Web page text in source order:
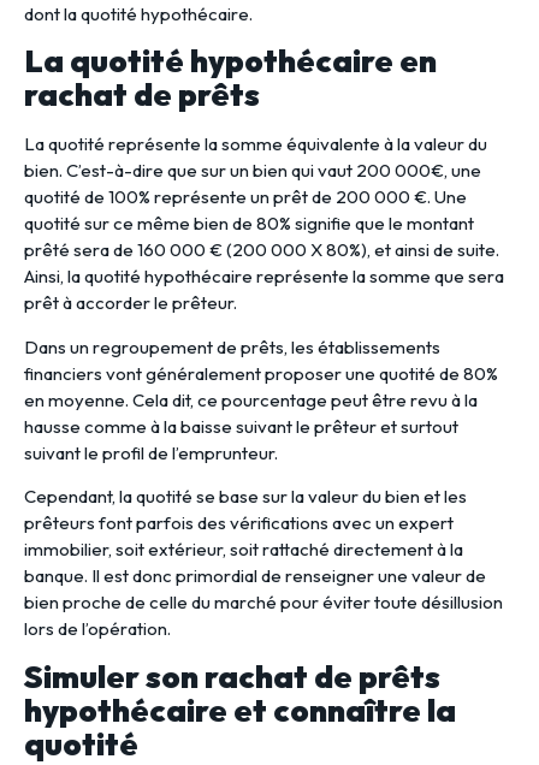
dont la quotité hypothécaire.
La quotité hypothécaire en
rachat de prêts
La quotité représente la somme équivalente à la valeur du
bien. C’est-à-dire que sur un bien qui vaut 200 000€, une
quotité de 100% représente un prêt de 200 000 €. Une
quotité sur ce même bien de 80% signifie que le montant
prêté sera de 160 000 € (200 000 X 80%), et ainsi de suite.
Ainsi, la quotité hypothécaire représente la somme que sera
prêt à accorder le prêteur.
Dans un regroupement de prêts, les établissements
financiers vont généralement proposer une quotité de 80%
en moyenne. Cela dit, ce pourcentage peut être revu à la
hausse comme à la baisse suivant le prêteur et surtout
suivant le profil de l’emprunteur.
Cependant, la quotité se base sur la valeur du bien et les
prêteurs font parfois des vérifications avec un expert
immobilier, soit extérieur, soit rattaché directement à la
banque. Il est donc primordial de renseigner une valeur de
bien proche de celle du marché pour éviter toute désillusion
lors de l’opération.
Simuler son rachat de prêts
hypothécaire et connaître la
quotité